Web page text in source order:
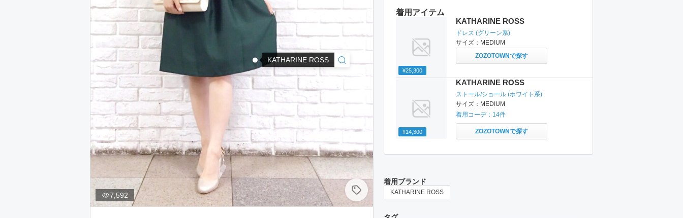
KATHARINE ROSS
7,592
着用アイテム
¥25,300
KATHARINE ROSS
ドレス (グリーン系)
サイズ： MEDIUM
ZOZOTOWNで探す
¥14,300
KATHARINE ROSS
ストール/ショール (ホワイト系)
サイズ： MEDIUM
着用コーデ： 14件
ZOZOTOWNで探す
着用ブランド
KATHARINE ROSS